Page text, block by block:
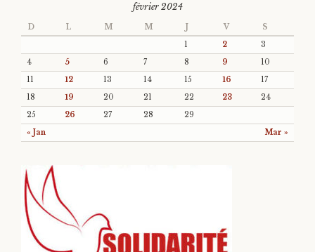
février 2024
D L M M J V S
« Jan Mar »
1 2
3
4
5 6 7 8 9
10
11
12 13 14 15 16
17
18
19 20 21 22 23
24
25
26 27 28 29